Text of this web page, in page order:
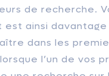
de recherche.
est ainsi
dans les
l’un de vos